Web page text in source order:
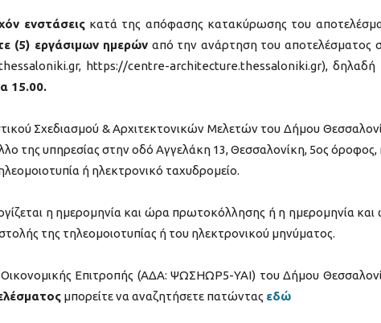
ενστάσειςκατά της απόφασης κατακύρωσης του
(5) εργάσιμων ημερών από την ανάρτηση του αποτελέσματος
https://centre-architecture.thessaloniki.gr), δηλαδή
15.00.
Σχεδιασμού & Αρχιτεκτονικών Μελετών του Δήμου
της υπηρεσίας στην οδό Αγγελάκη 13, Θεσσαλονίκη, 5ος όροφος,
ή ηλεκτρονικό ταχυδρομείο.
η ημερομηνία και ώρα πρωτοκόλλησης ή η ημερομηνία
της τηλεομοιοτυπίας ή του ηλεκτρονικού μηνύματος.
Επιτροπής (ΑΔΑ: ΨΩΣΗΩΡ5-ΥΑΙ) του Δήμου
μπορείτε να αναζητήσετε πατώντας εδώ